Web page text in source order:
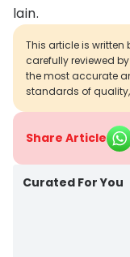
lain.
This article is
carefully reviewed
the most accurate
standards of
Share Article
Curated For You